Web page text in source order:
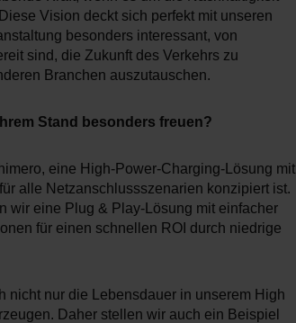
Vision deckt sich perfekt mit unseren
besonders interessant, von
sind, die Zukunft des Verkehrs zu
Branchen auszutauschen.
Stand besonders freuen?
eine High-Power-Charging-Lösung mit
alle Netzanschlussszenarien konzipiert ist.
wir eine Plug & Play-Lösung mit einfacher
für einen schnellen ROI durch niedrige
nicht nur die Lebensdauer in unserem High
Daher stellen wir auch ein Beispiel